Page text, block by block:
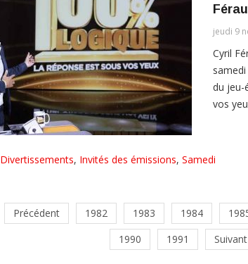
jeudi 9
Cyril
du jeu-
vos
Divertissements, Invités des émissions, Samedi
Précédent 1982 1983 1984
1990
1991 Suivant